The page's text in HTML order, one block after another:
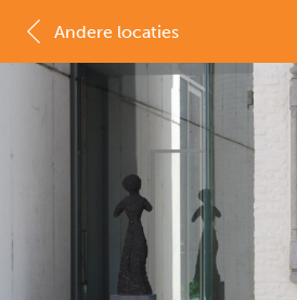
Andere locaties
MAP